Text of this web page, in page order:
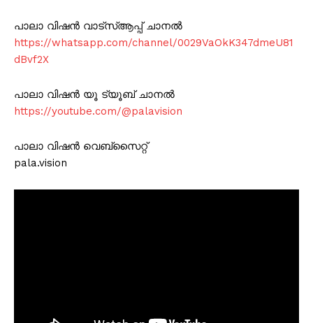
പാലാ വിഷൻ വാട്സ്ആപ്പ് ചാനൽ
https://whatsapp.com/channel/0029VaOkK347dmeU81
dBvf2X
പാലാ വിഷൻ യൂ ട്യൂബ് ചാനൽ
https://youtube.com/@palavision
പാലാ വിഷൻ വെബ്സൈറ്റ്
pala.vision